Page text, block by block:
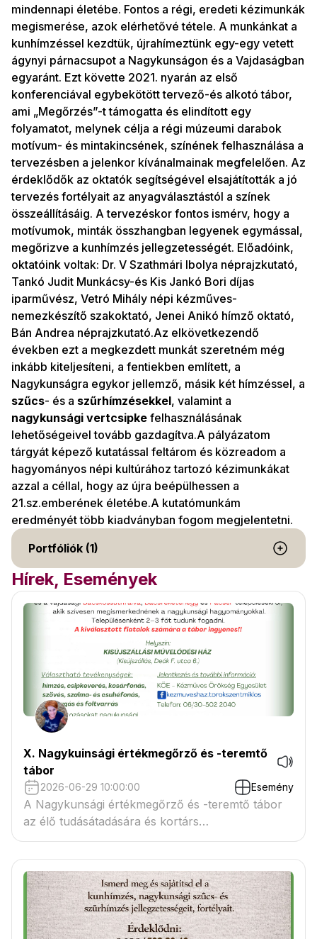
mindennapi életébe. Fontos a régi, eredeti kézimunkák
megismerése, azok elérhetővé tétele. A munkánkat a
kunhímzéssel kezdtük, újrahímeztünk egy-egy vetett
ágynyi párnacsupot a Nagykunságon és a Vajdaságban
egyaránt. Ezt követte 2021. nyarán az első
konferenciával egybekötött tervező-és alkotó tábor,
ami „Megőrzés”-t támogatta és elindított egy
folyamatot, melynek célja a régi múzeumi darabok
motívum- és mintakincsének, színének felhasználása a
tervezésben a jelenkor kívánalmainak megfelelően. Az
érdeklődők az oktatók segítségével elsajátították a jó
tervezés fortélyait az anyagválasztástól a színek
összeállításáig. A tervezéskor fontos ismérv, hogy a
motívumok, minták összhangban legyenek egymással,
megőrizve a kunhímzés jellegzetességét. Előadóink,
oktatóink voltak: Dr. V Szathmári Ibolya néprajzkutató,
Tankó Judit Munkácsy-és Kis Jankó Bori díjas
iparművész, Vetró Mihály népi kézműves-
nemezkészítő szakoktató, Jenei Anikó hímző oktató,
Bán Andrea néprajzkutató.Az elkövetkezendő
években ezt a megkezdett munkát szeretném még
inkább kiteljesíteni, a fentiekben említett, a
Nagykunságra egykor jellemző, másik két hímzéssel, a
szűcs- és a szűrhímzésekkel, valamint a
nagykunsági vertcsipke felhasználásának
lehetőségeivel tovább gazdagítva.A pályázatom
tárgyát képező kutatással feltárom és közreadom a
hagyományos népi kultúrához tartozó kézimunkákat
azzal a céllal, hogy az újra beépülhessen a
21.sz.emberének életébe.A kutatómunkám
eredményét több kiadványban fogom megjelentetni.
Portfóliók (1)
Hírek, Események
X. Nagykuinsági értékmegőrző és -teremtő
tábor
2026-06-29 10:00:00 Esemény
A Nagykunsági értékmegőrző és -teremtő tábor
az élő tudásátadására és kortárs
újraértelmezésére épül